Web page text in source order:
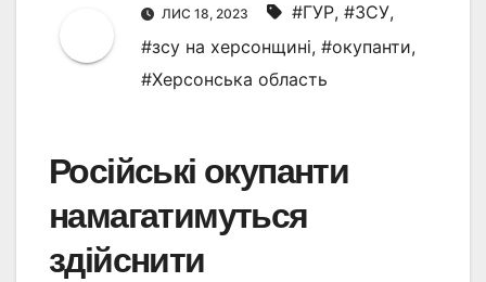
ЛИС 18, 2023 #ГУР, #ЗСУ,
#зсу на херсонщині, #окупанти,
#Херсонська область
Російські окупанти
намагатимуться
здійснити